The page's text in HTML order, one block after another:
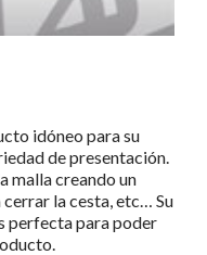
idóneo para su
de presentación.
malla creando un
la cesta, etc… Su
perfecta para poder